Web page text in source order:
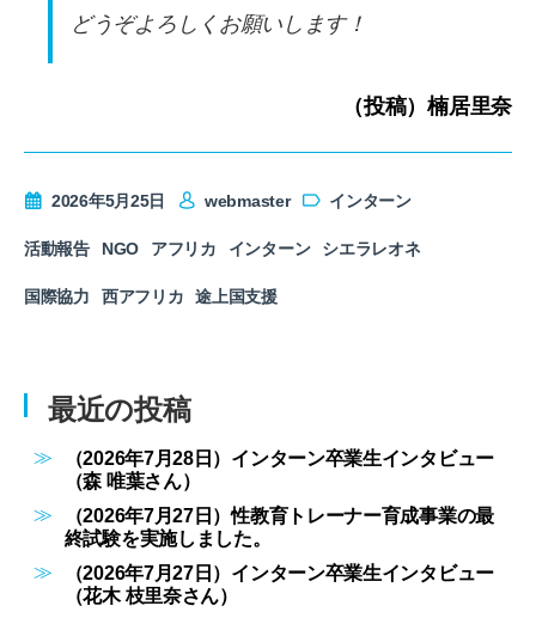
最近の投稿
（2026年7月28日）インターン卒業生インタビュー
（森 唯葉さん）
（2026年7月27日）性教育トレーナー育成事業の最
終試験を実施しました。
（2026年7月27日）インターン卒業生インタビュー
（花木 枝里奈さん）
どうぞよろしくお願いします！
（投稿）楠居里奈
2026年5月25日 webmaster インターン
活動報告 NGO アフリカ インターン シエラレオネ
国際協力 西アフリカ 途上国支援